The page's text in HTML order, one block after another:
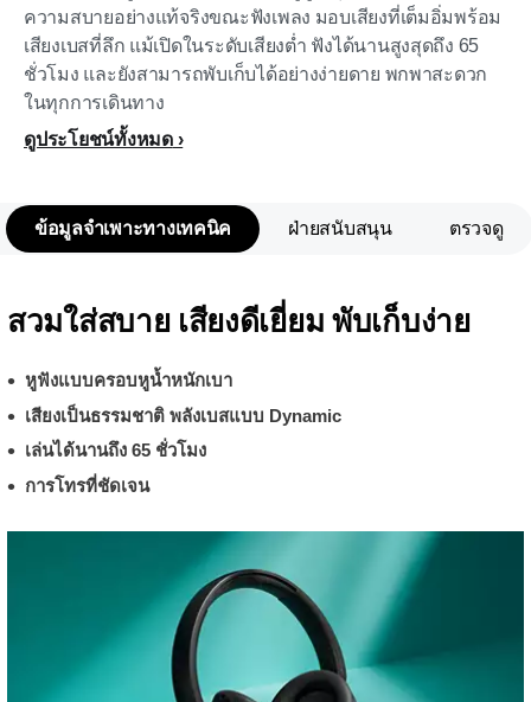
ความสบายอย่างแท้จริงขณะฟังเพลง มอบเสียงที่เต็มอิ่มพร้อม
เสียงเบสที่ลึก แม้เปิดในระดับเสียงต่ำ ฟังได้นานสูงสุดถึง 65
ชั่วโมง และยังสามารถพับเก็บได้อย่างง่ายดาย พกพาสะดวก
ในทุกการเดินทาง
ดูประโยชน์ทั้งหมด
ข้อมูลจำเพาะทางเทคนิค ฝ่ายสนับสนุน ตรวจดู
สวมใส่สบาย เสียงดีเยี่ยม พับเก็บง่าย
หูฟังแบบครอบหูน้ำหนักเบา
เสียงเป็นธรรมชาติ พลังเบสแบบ Dynamic
เล่นได้นานถึง 65 ชั่วโมง
การโทรที่ชัดเจน